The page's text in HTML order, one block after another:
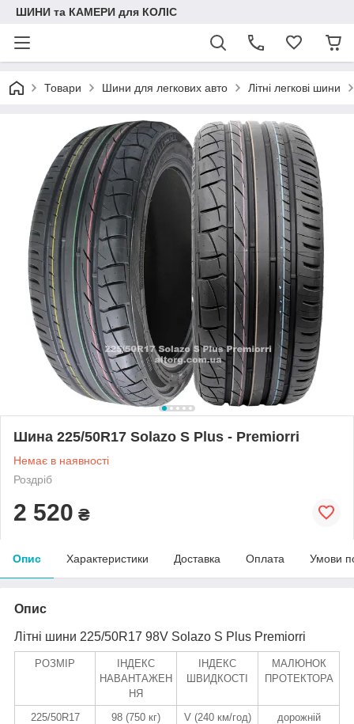
ШИНИ та КАМЕРИ для КОЛІС
Товари Шини для легкових авто Літні легкові шини
Шина 225/50R17 Solazo S Plus - Premiorri
Немає в наявності
Роздріб
2 520 ₴
Опис Характеристики Доставка Оплата Умови
Опис
Літні шини 225/50R17 98V Solazo S Plus Premiorri
РОЗМІР
ІНДЕКС
НАВАНТАЖЕН
НЯ
ІНДЕКС
ШВИДКОСТІ
МАЛЮНОК
ПРОТЕКТОРА
225/50R17 98 (750 кг) V (240 км/год)
дорожній